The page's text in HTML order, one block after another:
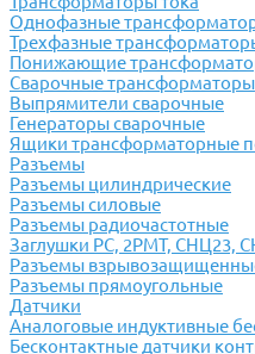
Однофазные
Трехфазные
Понижающие
Сварочные трансформаторы
Выпрямители сварочные
Генераторы сварочные
Ящики трансформаторные
Разъемы
Разъемы цилиндрические
Разъемы силовые
Разъемы радиочастотные
Заглушки РС, 2РМТ, СНЦ23,
Разъемы
Разъемы прямоугольные
Датчики
Аналоговые индуктивные
Бесконтактные датчики